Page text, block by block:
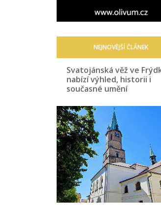
NEJNOVĚJŠÍ ČLÁNEK
Svatojánská věž ve
nabízí výhled, historii i
současné umění